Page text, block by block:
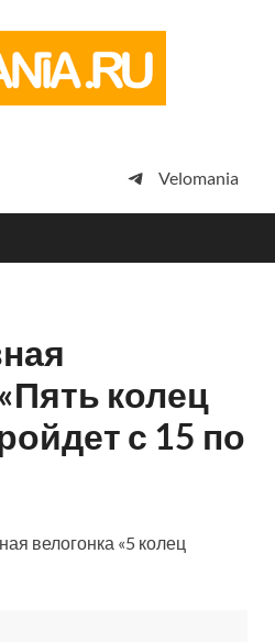
просто
Velomania
колец
с 15 по
велогонка «5 колец